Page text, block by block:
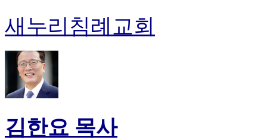
새누리침례교회
김한요 목사